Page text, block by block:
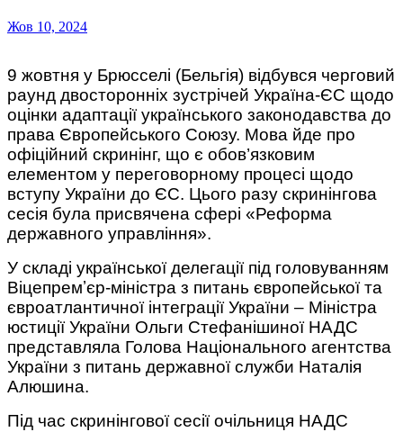
Жов 10, 2024
9 жовтня у Брюсселі (Бельгія) відбувся черговий
раунд двосторонніх зустрічей Україна-ЄС щодо
оцінки адаптації українського законодавства до
права Європейського Союзу. Мова йде про
офіційний скринінг, що є обов’язковим
елементом у переговорному процесі щодо
вступу України до ЄС. Цього разу скринінгова
сесія була присвячена сфері «Реформа
державного управління».
У складі української делегації під головуванням
Віцепремʼєр-міністра з питань європейської та
євроатлантичної інтеграції України – Міністра
юстиції України Ольги Стефанішиної НАДС
представляла Голова Національного агентства
України з питань державної служби Наталія
Алюшина.
Під час скринінгової сесії очільниця НАДС